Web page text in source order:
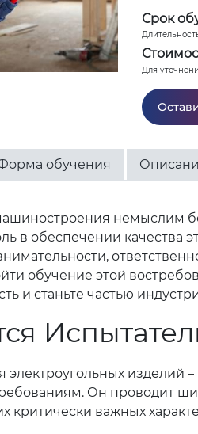
Срок
Для
обучения
немыслим
в обеспечении качества
обучение этой
и станьте частью
изделий
Он проводит
критически важных